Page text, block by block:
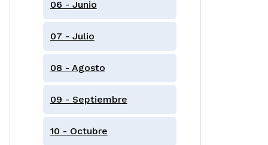
06 - Junio
07 - Julio
08 - Agosto
09 - Septiembre
10 - Octubre